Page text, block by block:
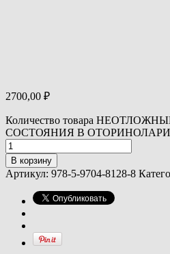
2700,00 ₽
Количество товара
СОСТОЯНИЯ В
В корзину
Артикул: 978-5-9704-8128-8